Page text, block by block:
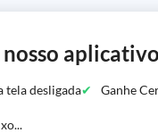
aplicativo
tela desligada Ganhe